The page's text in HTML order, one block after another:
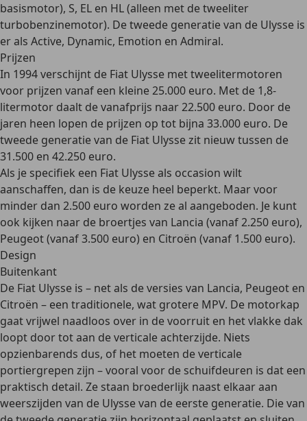
basismotor), S, EL en HL (alleen met de tweeliter
turbobenzinemotor). De tweede generatie van de Ulysse is
er als Active, Dynamic, Emotion en Admiral.
Prijzen
In 1994 verschijnt de Fiat Ulysse met tweelitermotoren
voor prijzen vanaf een kleine 25.000 euro. Met de 1,8-
litermotor daalt de vanafprijs naar22.500 euro. Door de
jaren heen lopen de prijzen op tot bijna 33.000 euro. De
tweede generatie van de Fiat Ulysse zit nieuw tussen de
31.500 en 42.250 euro.
Als je specifiek een Fiat Ulysse als occasion wilt
aanschaffen, dan is de keuze heel beperkt. Maar voor
minder dan 2.500 euro worden ze al aangeboden. Je kunt
ook kijken naar de broertjes van Lancia (vanaf 2.250 euro),
Peugeot (vanaf 3.500 euro) en Citroën (vanaf 1.500 euro).
Design
Buitenkant
De Fiat Ulysse is – net als de versies van Lancia, Peugeot en
Citroën – een traditionele, wat grotere MPV. De motorkap
gaat vrijwel naadloos over in de voorruit en het vlakke dak
loopt door tot aan de verticale achterzijde. Niets
opzienbarends dus, of het moeten deverticale
portiergrepen zijn – vooral voor de schuifdeuren is dat een
praktisch detail. Ze staan broederlijk naast elkaar aan
weerszijden van de Ulysse van de eerste generatie. Die van